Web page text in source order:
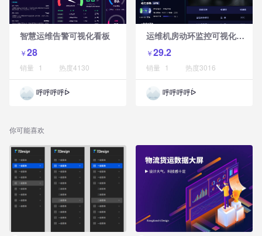
智慧运维告警可视化看板
￥28
销量 1 热度4130
呼呼呼呼ᐆ
运
维机房动环监控可视化大屏
￥29.2
销量 1 热度3016
呼呼呼呼ᐆ
你可能喜欢